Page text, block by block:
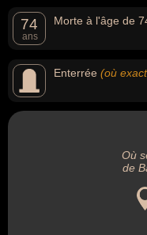
74
ans
Morte à l'âge de
Enterrée (où
Où
de